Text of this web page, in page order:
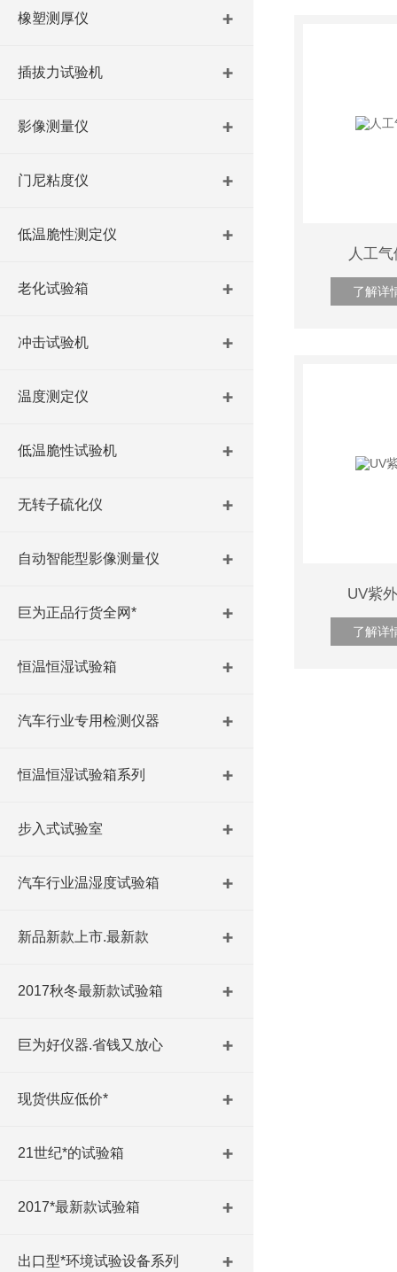
橡塑测厚仪
插拔力试验机
影像测量仪
门尼粘度仪
低温脆性测定仪
老化试验箱
冲击试验机
温度测定仪
低温脆性试验机
无转子硫化仪
自动智能型影像测量仪
巨为正品行货全网*
恒温恒湿试验箱
汽车行业专用检测仪器
恒温恒湿试验箱系列
步入式试验室
汽车行业温湿度试验箱
新品新款上市.最新款
2017秋冬最新款试验箱
巨为好仪器.省钱又放心
现货供应低价*
21世纪*的试验箱
2017*最新款试验箱
出口型*环境试验设备系列
人工
了解详
UV紫
了解详